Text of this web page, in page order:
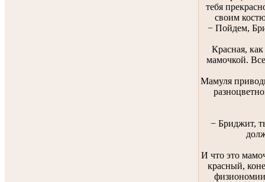
тебя
своим
− Пойдем,
Красная,
мамочкой.
Мамуля
− Бриджит,
И что это
красный,